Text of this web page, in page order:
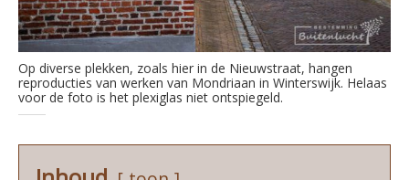
Op diverse plekken, zoals hier in de Nieuwstraat, hangen
reproducties van werken van Mondriaan in Winterswijk. Helaas
voor de foto is het plexiglas niet ontspiegeld.